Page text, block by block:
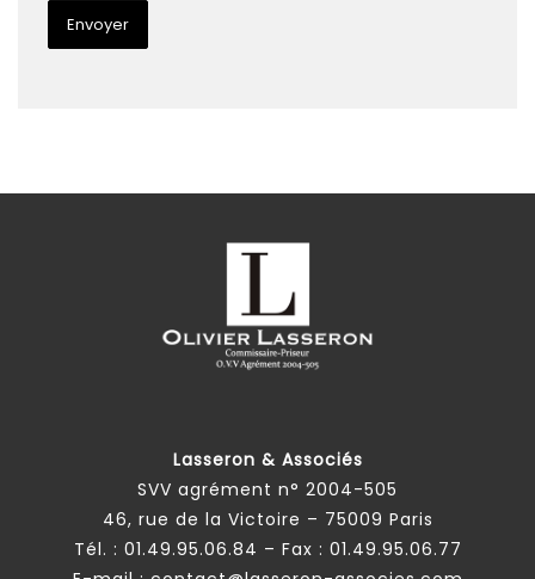
Lasseron & Associés
SVV agrément n° 2004-505
46, rue de la Victoire – 75009 Paris
Tél. : 01.49.95.06.84 – Fax : 01.49.95.06.77